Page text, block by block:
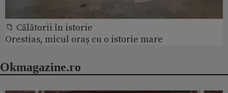
📁 Călătorii în istorie
Orestias, micul oraș cu o istorie mare
Okmagazine.ro